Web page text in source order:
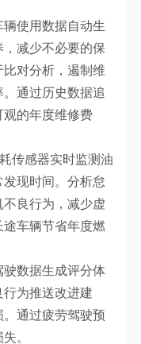
使用数据自动生
减少不必要的保
对分析，遏制维
通过历史数据追
的年度维修费
传感器实时监测油
现时间。分析怠
良行为，减少虚
车辆节省年度燃
驶数据生成评分体
为推送改进建
通过疲劳驾驶预
。